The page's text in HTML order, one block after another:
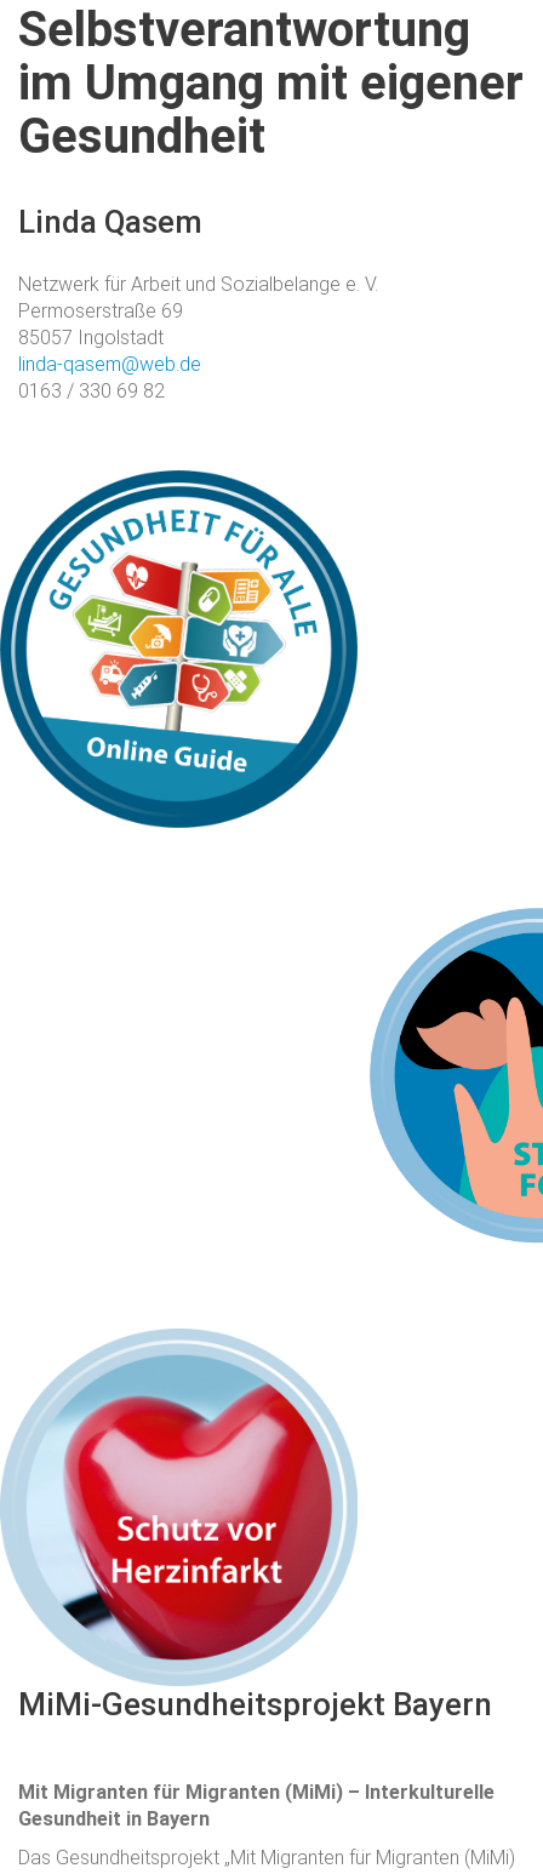
Selbstverantwortung
im Umgang mit eigener
Gesundheit
Linda Qasem
Netzwerk für Arbeit und Sozialbelange e. V.
Permoserstraße 69
85057 Ingolstadt
linda-qasem@web.de
0163 / 330 69 82
MiMi-Gesundheitsprojekt Bayern
Mit Migranten für Migranten (MiMi) – Interkulturelle
Gesundheit in Bayern
Das Gesundheitsprojekt „Mit Migranten für Migranten (MiMi)